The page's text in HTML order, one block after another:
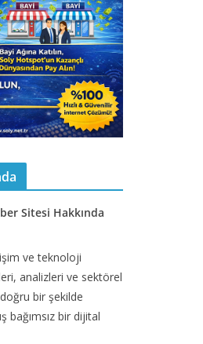
Sitesi Hakkında
ve teknoloji
analizleri ve sektörel
bir şekilde
bağımsız bir dijital